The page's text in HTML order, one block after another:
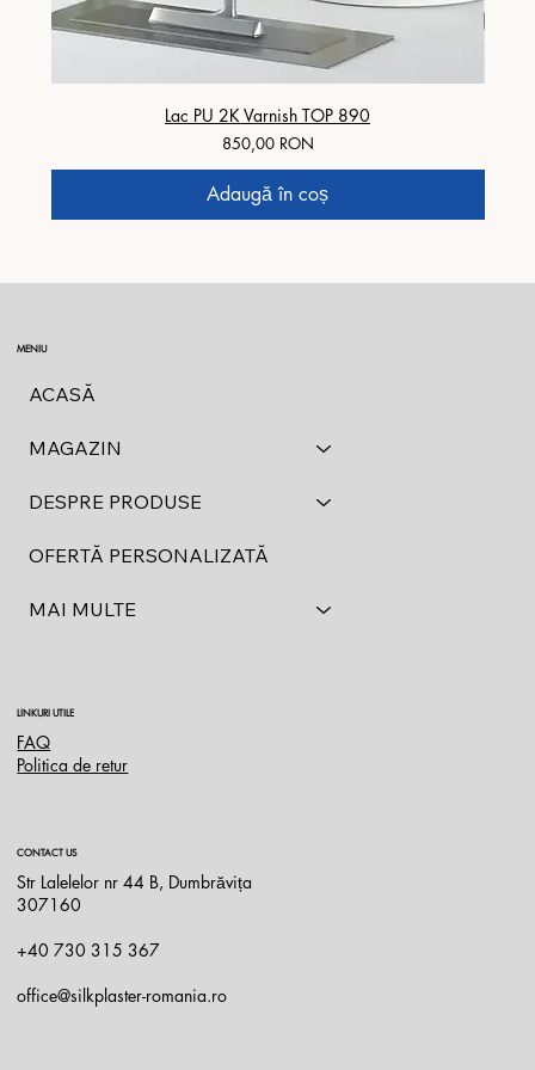
Lac PU 2K Varnish TOP 890
Preț
850,00 RON
Adaugă în coș
LINKURI UTILE
FAQ
Politica de retur
CONTACT US
Str Lalelelor nr 44 B, Dumbrăvița
307160
+40 730 315 367
office@silkplaster-romania.ro
MENIU
ACASĂ
MAGAZIN
DESPRE PRODUSE
OFERTĂ PERSONALIZATĂ
MAI MULTE